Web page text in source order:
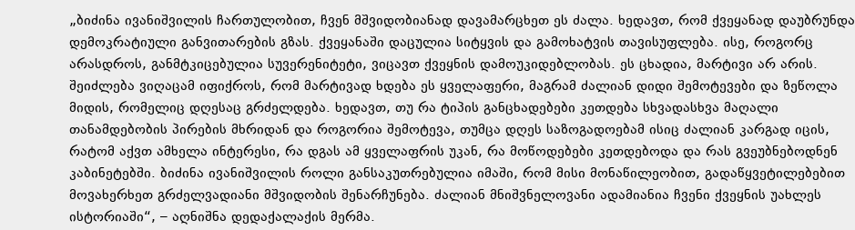
„ბიძინა ივანიშვილის ჩართულობით, ჩვენ მშვიდობიანად დავამარცხეთ ეს ძალა. ხედავთ, რომ ქვეყანად დაუბრუნდა
დემოკრატიული განვითარების გზას. ქვეყანაში დაცულია სიტყვის და გამოხატვის თავისუფლება. ისე, როგორც
არასდროს, განმტკიცებულია სუვერენიტეტი, ვიცავთ ქვეყნის დამოუკიდებლობას. ეს ცხადია, მარტივი არ არის.
შეიძლება ვიღაცამ იფიქროს, რომ მარტივად ხდება ეს ყველაფერი, მაგრამ ძალიან დიდი შემოტევები და ზეწოლა
მიდის, რომელიც დღესაც გრძელდება. ხედავთ, თუ რა ტიპის განცხადებები კეთდება სხვადასხვა მაღალი
თანამდებობის პირების მხრიდან და როგორია შემოტევა, თუმცა დღეს საზოგადოებამ ისიც ძალიან კარგად იცის,
რატომ აქვთ ამხელა ინტერესი, რა დგას ამ ყველაფრის უკან, რა მოწოდებები კეთდებოდა და რას გვეუბნებოდნენ
კაბინეტებში. ბიძინა ივანიშვილის როლი განსაკუთრებულია იმაში, რომ მისი მონაწილეობით, გადაწყვეტილებებით
მოვახერხეთ გრძელვადიანი მშვიდობის შენარჩუნება. ძალიან მნიშვნელოვანი ადამიანია ჩვენი ქვეყნის უახლეს
ისტორიაში“, – აღნიშნა დედაქალაქის მერმა.